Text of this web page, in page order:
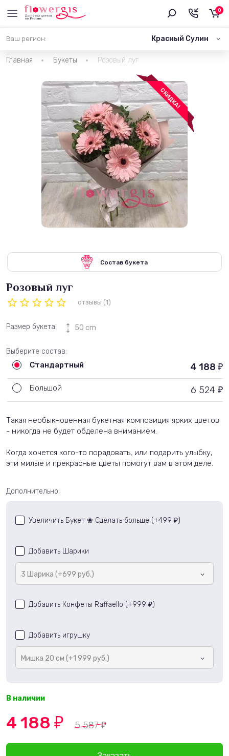
Ваш регион: Красный Сулин
0
Главная Букеты Розовый луг
СКИДКА!
Состав букета
Розовый луг
отзывы (1)
Размер букета: 50 cm
Выберите состав:
Стандартный 4 188 ₽
Большой 6 524 ₽
Такая необыкновенная букетная композиция ярких цветов
- никогда не будет обделена вниманием.
Когда хочется кого-то порадовать, или подарить улыбку,
эти милые и прекрасные цветы помогут вам в этом деле.
Дополнительно:
Увеличить Букет ❀ Сделать больше (+499 ₽ )
Добавить Шарики
3 Шарика (+699 руб.)
Добавить Конфеты Raffaello (+999 ₽ )
Добавить игрушку
Мишка 20 см (+1 999 руб.)
В наличии
4 188 ₽ 5 587₽